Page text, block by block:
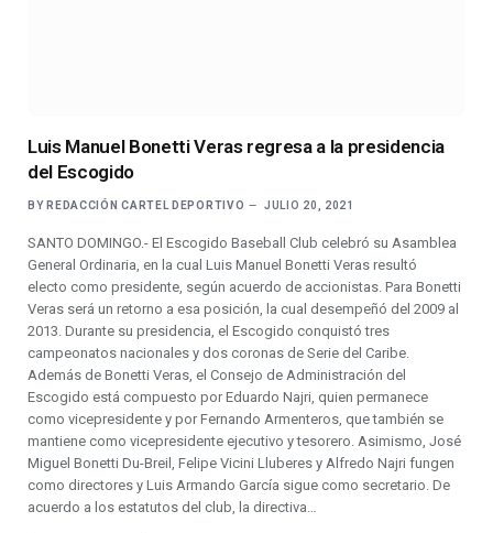
Luis Manuel Bonetti Veras regresa a la presidencia
del Escogido
BY REDACCIÓN CARTEL DEPORTIVO JULIO 20, 2021
SANTO DOMINGO.- El Escogido Baseball Club celebró su Asamblea
General Ordinaria, en la cual Luis Manuel Bonetti Veras resultó
electo como presidente, según acuerdo de accionistas. Para Bonetti
Veras será un retorno a esa posición, la cual desempeñó del 2009 al
2013. Durante su presidencia, el Escogido conquistó tres
campeonatos nacionales y dos coronas de Serie del Caribe.
Además de Bonetti Veras, el Consejo de Administración del
Escogido está compuesto por Eduardo Najri, quien permanece
como vicepresidente y por Fernando Armenteros, que también se
mantiene como vicepresidente ejecutivo y tesorero. Asimismo, José
Miguel Bonetti Du-Breil, Felipe Vicini Lluberes y Alfredo Najri fungen
como directores y Luis Armando García sigue como secretario. De
acuerdo a los estatutos del club, la directiva…